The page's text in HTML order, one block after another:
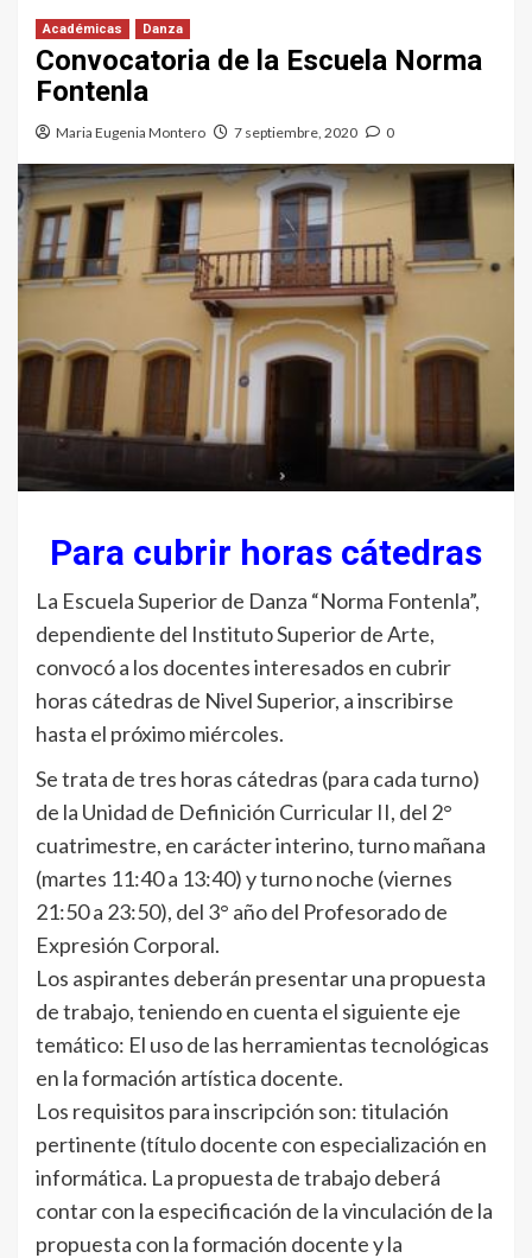
Académicas Danza
Convocatoria de la Escuela Norma
Fontenla
Maria Eugenia Montero 7 septiembre, 2020 0
Para cubrir horas cátedras
La Escuela Superior de Danza “Norma Fontenla”,
dependiente del Instituto Superior de Arte,
convocó a los docentes interesados en cubrir
horas cátedras de Nivel Superior, a inscribirse
hasta el próximo miércoles.
Se trata de tres horas cátedras (para cada turno)
de la Unidad de Definición Curricular II, del 2°
cuatrimestre, en carácter interino, turno mañana
(martes 11:40 a 13:40) y turno noche (viernes
21:50 a 23:50), del 3° año del Profesorado de
Expresión Corporal.
Los aspirantes deberán presentar una propuesta
de trabajo, teniendo en cuenta el siguiente eje
temático: El uso de las herramientas tecnológicas
en la formación artística docente.
Los requisitos para inscripción son: titulación
pertinente (título docente con especialización en
informática. La propuesta de trabajo deberá
contar con la especificación de la vinculación de la
propuesta con la formación docente y la